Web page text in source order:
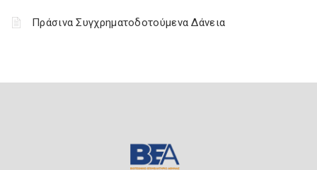
Πράσινα Συγχρηματοδοτούμενα Δάνεια